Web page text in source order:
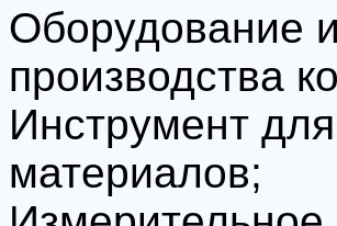
Оборудование
производства
Инструмент
материалов;